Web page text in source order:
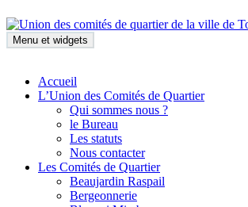
au
contenu
Union des comités de quartier de la ville de Tours
Menu et widgets
Accueil
L’Union des Comités de Quartier
Qui sommes nous ?
le Bureau
Les statuts
Nous contacter
Les Comités de Quartier
Beaujardin Raspail
Bergeonnerie